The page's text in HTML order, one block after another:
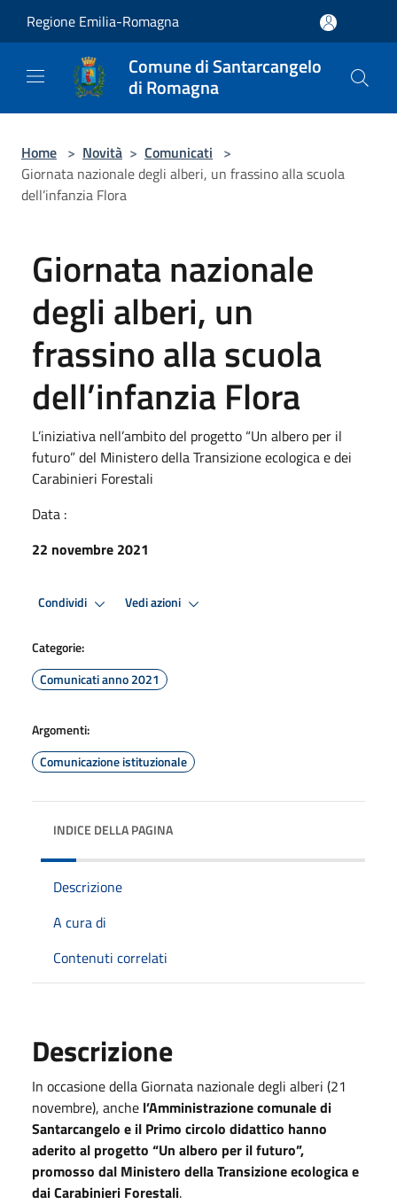
Regione Emilia-Romagna
Comune di Santarcangelo
di Romagna
Home > Novità > Comunicati >
Giornata nazionale degli alberi, un frassino alla scuola
dell’infanzia Flora
Giornata nazionale
degli alberi, un
frassino alla scuola
dell’infanzia Flora
L’iniziativa nell’ambito del progetto “Un albero per il
futuro” del Ministero della Transizione ecologica e dei
Carabinieri Forestali
Data :
22 novembre 2021
Condividi Vedi azioni
Categorie:
Comunicati anno 2021
Argomenti:
Comunicazione istituzionale
INDICE DELLA PAGINA
Descrizione
A cura di
Contenuti correlati
Descrizione
In occasione della Giornata nazionale degli alberi (21
novembre), anche l’Amministrazione comunale di
Santarcangelo e il Primo circolo didattico hanno
aderito al progetto “Un albero per il futuro”,
promosso dal Ministero della Transizione ecologica e
dai Carabinieri Forestali.